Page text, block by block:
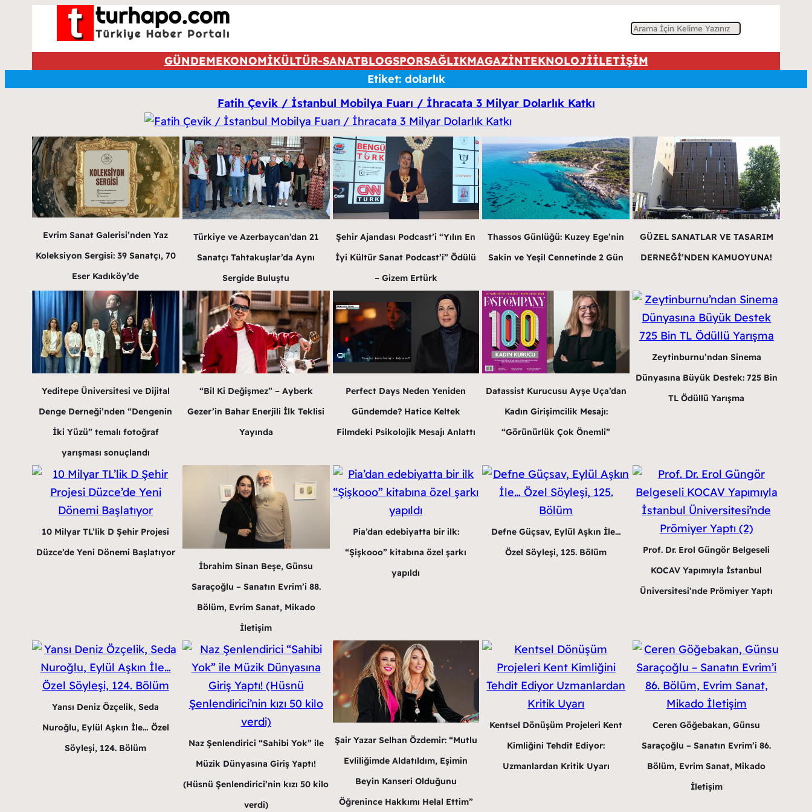
A
a
GÜNDEMEKONOMİKÜLTÜR-SANATBLOGSPORSAĞLIKMAGAZİNTEKNOLOJİİLETİŞİM
Etiket: dolarlık
Fatih Çevik / İstanbul Mobilya Fuarı / İhracata 3 Milyar Dolarlık Katkı
Evrim Sanat Galerisi’nden Yaz
Koleksiyon Sergisi: 39 Sanatçı, 70
Eser Kadıköy’de
Türkiye ve Azerbaycan’dan 21
Sanatçı Tahtakuşlar’da Aynı
Sergide Buluştu
Şehir Ajandası Podcast’i “Yılın En
İyi Kültür Sanat Podcast’i” Ödülü
– Gizem Ertürk
Thassos Günlüğü: Kuzey Ege’nin
Sakin ve Yeşil Cennetinde 2 Gün
GÜZEL SANATLAR VE TASARIM
DERNEĞİ’NDEN KAMUOYUNA!
Yeditepe Üniversitesi ve Dijital
Denge Derneği’nden “Dengenin
İki Yüzü” temalı fotoğraf
yarışması sonuçlandı
“Bil Ki Değişmez” – Ayberk
Gezer’in Bahar Enerjili İlk Teklisi
Yayında
Perfect Days Neden Yeniden
Gündemde? Hatice Keltek
Filmdeki Psikolojik Mesajı Anlattı
Datassist Kurucusu Ayşe Uça’dan
Kadın Girişimcilik Mesajı:
“Görünürlük Çok Önemli”
Zeytinburnu’ndan Sinema
Dünyasına Büyük Destek: 725 Bin
TL Ödüllü Yarışma
10 Milyar TL’lik D Şehir Projesi
Düzce’de Yeni Dönemi Başlatıyor
İbrahim Sinan Beşe, Günsu
Saraçoğlu – Sanatın Evrim’i 88.
Bölüm, Evrim Sanat, Mikado
İletişim
Pia’dan edebiyatta bir ilk:
“Şişkooo” kitabına özel şarkı
yapıldı
Defne Güçsav, Eylül Aşkın İle…
Özel Söyleşi, 125. Bölüm
Prof. Dr. Erol Güngör Belgeseli
KOCAV Yapımıyla İstanbul
Üniversitesi’nde Prömiyer Yaptı
Yansı Deniz Özçelik, Seda
Nuroğlu, Eylül Aşkın İle… Özel
Söyleşi, 124. Bölüm
Naz Şenlendirici “Sahibi Yok” ile
Müzik Dünyasına Giriş Yaptı!
(Hüsnü Şenlendirici’nin kızı 50 kilo
verdi)
Şair Yazar Selhan Özdemir: “Mutlu
Evliliğimde Aldatıldım, Eşimin
Beyin Kanseri Olduğunu
Öğrenince Hakkımı Helal Ettim”
Kentsel Dönüşüm Projeleri Kent
Kimliğini Tehdit Ediyor:
Uzmanlardan Kritik Uyarı
Ceren Göğebakan, Günsu
Saraçoğlu – Sanatın Evrim’i 86.
Bölüm, Evrim Sanat, Mikado
İletişim